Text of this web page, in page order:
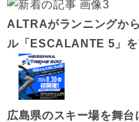
ALTRAがランニングか
ル「ESCALANTE 5」
広島県のスキー場を舞